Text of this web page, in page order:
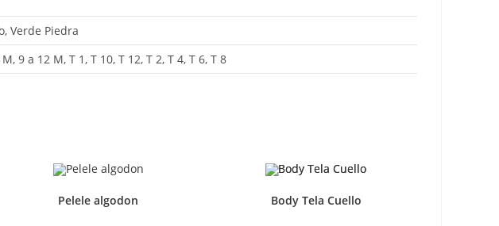
Verde Piedra
9 a 12 M, T 1, T 10, T 12, T 2, T 4, T 6, T 8
Pelele algodon Body Tela Cuello